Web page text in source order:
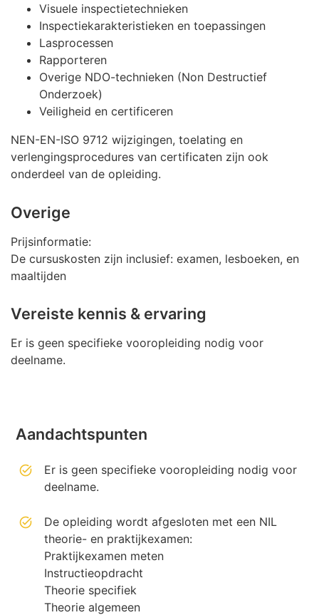
Visuele inspectietechnieken
Inspectiekarakteristieken en toepassingen
Lasprocessen
Rapporteren
Overige NDO-technieken (Non Destructief
Onderzoek)
Veiligheid en certificeren
NEN-EN-ISO 9712 wijzigingen, toelating en
verlengingsprocedures van certificaten zijn ook
onderdeel van de opleiding.
Overige
Prijsinformatie:
De cursuskosten zijn inclusief: examen, lesboeken, en
maaltijden
Vereiste kennis & ervaring
Er is geen specifieke vooropleiding nodig voor
deelname.
Aandachtspunten
Er is geen specifieke vooropleiding nodig voor
deelname.
De opleiding wordt afgesloten met een NIL
theorie- en praktijkexamen:
Praktijkexamen meten
Instructieopdracht
Theorie specifiek
Theorie algemeen